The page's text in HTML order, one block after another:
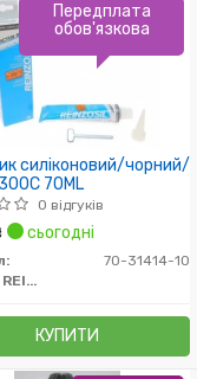
силіконовий/чорний/
70ML
0 відгуків
сьогодні
70-31414-10
VICTOR REINZ
КУПИТИ
Передплата
обов'язкова